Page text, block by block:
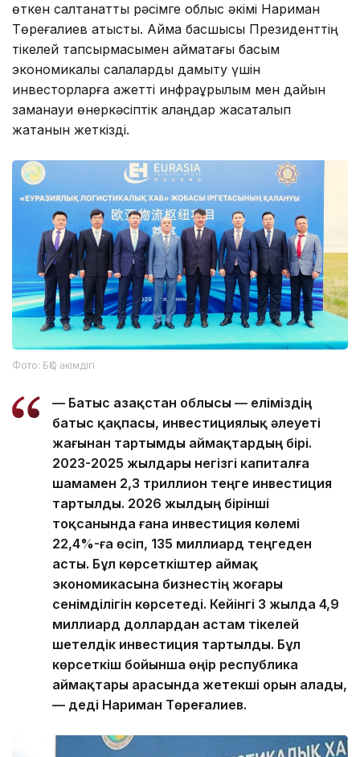
өткен салтанатты рәсімге облыс әкімі Нариман
Төреғалиев қатысты. Аймақ басшысы Президенттің
тікелей тапсырмасымен аймақтағы басым
экономикалық салаларды дамыту үшін
инвесторларға қажетті инфрақұрылым мен дайын
заманауи өнеркәсіптік алаңдар жасақталып
жатқанын жеткізді.
Фото: БҚО әкімдігі
— Батыс Қазақстан облысы — еліміздің
батыс қақпасы, инвестициялық әлеуеті
жағынан тартымды аймақтардың бірі.
2023-2025 жылдары негізгі капиталға
шамамен 2,3 триллион теңге инвестиция
тартылды. 2026 жылдың бірінші
тоқсанында ғана инвестиция көлемі
22,4%-ға өсіп, 135 миллиард теңгеден
асты. Бұл көрсеткіштер аймақ
экономикасына бизнестің жоғары
сенімділігін көрсетеді. Кейінгі 3 жылда 4,9
миллиард доллардан астам тікелей
шетелдік инвестиция тартылды. Бұл
көрсеткіш бойынша өңір республика
аймақтары арасында жетекші орын алады,
— деді Нариман Төреғалиев.